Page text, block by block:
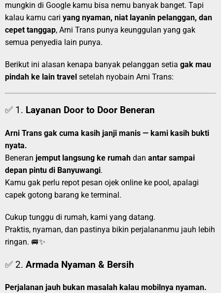
mungkin di Google kamu bisa nemu banyak banget. Tapi
kalau kamu cari yang nyaman, niat layanin pelanggan, dan
cepet tanggap, Arni Trans punya keunggulan yang gak
semua penyedia lain punya.
Berikut ini alasan kenapa banyak pelanggan setia gak mau
pindah ke lain travel setelah nyobain Arni Trans:
✅ 1. Layanan Door to Door Beneran
Arni Trans gak cuma kasih janji manis — kami kasih bukti
nyata.
Beneran jemput langsung ke rumah dan antar sampai
depan pintu di Banyuwangi.
Kamu gak perlu repot pesan ojek online ke pool, apalagi
capek gotong barang ke terminal.
Cukup tunggu di rumah, kami yang datang.
Praktis, nyaman, dan pastinya bikin perjalananmu jauh lebih
ringan. 🚐✨
✅ 2. Armada Nyaman & Bersih
Perjalanan jauh bukan masalah kalau mobilnya nyaman.